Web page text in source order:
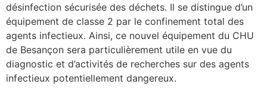
désinfection sécurisée des déchets. Il se distingue d’un
équipement de classe 2 par le confinement total des
agents infectieux. Ainsi, ce nouvel équipement du CHU
de Besançon sera particulièrement utile en vue du
diagnostic et d’activités de recherches sur des agents
infectieux potentiellement dangereux.